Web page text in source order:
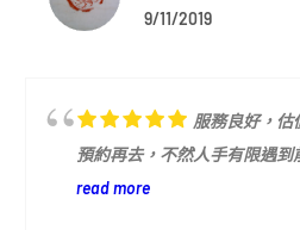
9/11/2019
服務良好，估
預約再去，不然人手有限遇
read more